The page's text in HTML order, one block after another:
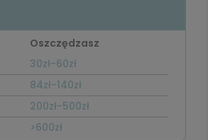
Oszczędzasz
30zł-60zł
84zł-140zł
200zł-500zł
>600zł